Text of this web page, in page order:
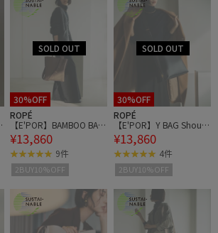
30%OFF
ROPÉ
【E'POR】BAMBOO BAG
Large【通勤】【A4対
応】
¥13,860
9件
2BUY10%OFF
30%OFF
ROPÉ
【E'POR】Y BAG Should
er Large【通勤】【A4対
応】【ドラマ着用】
¥13,860
4件
2BUY10%OFF